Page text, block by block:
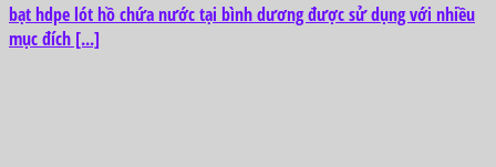
bạt hdpe lót hồ chứa nước tại bình dương được sử dụng với nhiều
mục đích [...]